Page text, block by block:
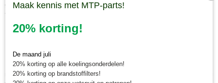
geschikt is voor uw minitrekker. Neem hiervoor contact op met onze mini
tractor specialisten.
Minitractorparts.nl, uw leverancier voor
minitrekker onderdelen!
Minitractorparts heeft een groot assortiment onderdelen op het gebied van
minitractoren, miditractoren, compacttractoren en aanbouwwerktuigen. Wij
Maak kennis met MTP-parts!
20% korting!
De maand juli
20% korting op alle koelingsonderdelen!
20% korting op brandstoffilters!